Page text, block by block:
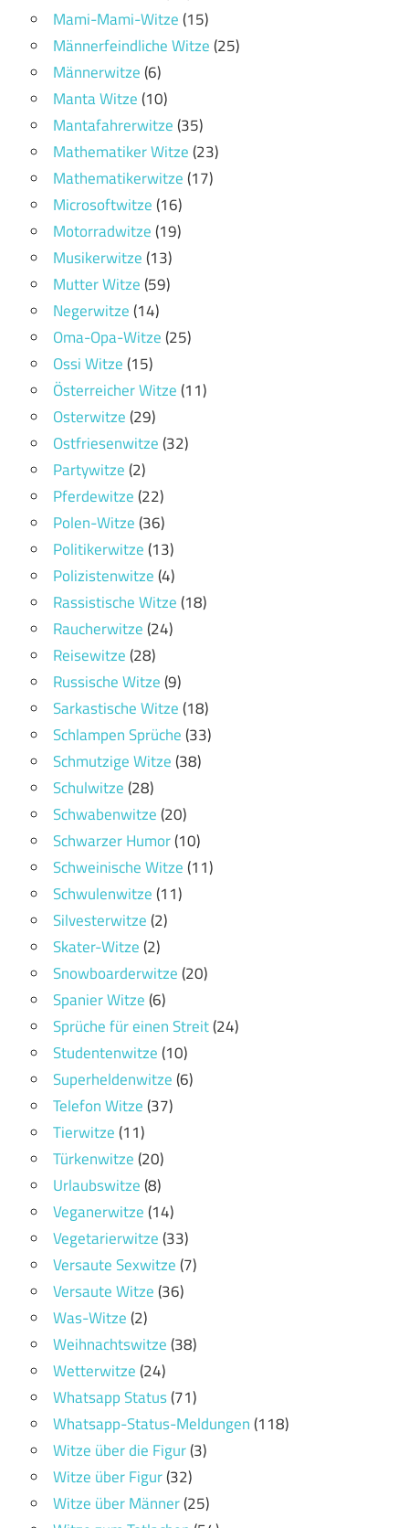
Mami-Mami-Witze(15)
Männerfeindliche Witze(25)
Männerwitze(6)
Manta Witze(10)
Mantafahrerwitze(35)
Mathematiker Witze(23)
Mathematikerwitze(17)
Microsoftwitze(16)
Motorradwitze(19)
Musikerwitze(13)
Mutter Witze(59)
Negerwitze(14)
Oma-Opa-Witze(25)
Ossi Witze(15)
Österreicher Witze(11)
Osterwitze(29)
Ostfriesenwitze(32)
Partywitze(2)
Pferdewitze(22)
Polen-Witze(36)
Politikerwitze(13)
Polizistenwitze(4)
Rassistische Witze(18)
Raucherwitze(24)
Reisewitze(28)
Russische Witze(9)
Sarkastische Witze(18)
Schlampen Sprüche(33)
Schmutzige Witze(38)
Schulwitze(28)
Schwabenwitze(20)
Schwarzer Humor(10)
Schweinische Witze(11)
Schwulenwitze(11)
Silvesterwitze(2)
Skater-Witze(2)
Snowboarderwitze(20)
Spanier Witze(6)
Sprüche für einen Streit(24)
Studentenwitze(10)
Superheldenwitze(6)
Telefon Witze(37)
Tierwitze(11)
Türkenwitze(20)
Urlaubswitze(8)
Veganerwitze(14)
Vegetarierwitze(33)
Versaute Sexwitze(7)
Versaute Witze(36)
Was-Witze(2)
Weihnachtswitze(38)
Wetterwitze(24)
Whatsapp Status(71)
Whatsapp-Status-Meldungen(118)
Witze über die Figur(3)
Witze über Figur(32)
Witze über Männer(25)